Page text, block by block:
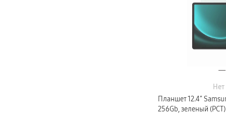
Планшет 12.4″
256Gb, зеленый (РСТ)